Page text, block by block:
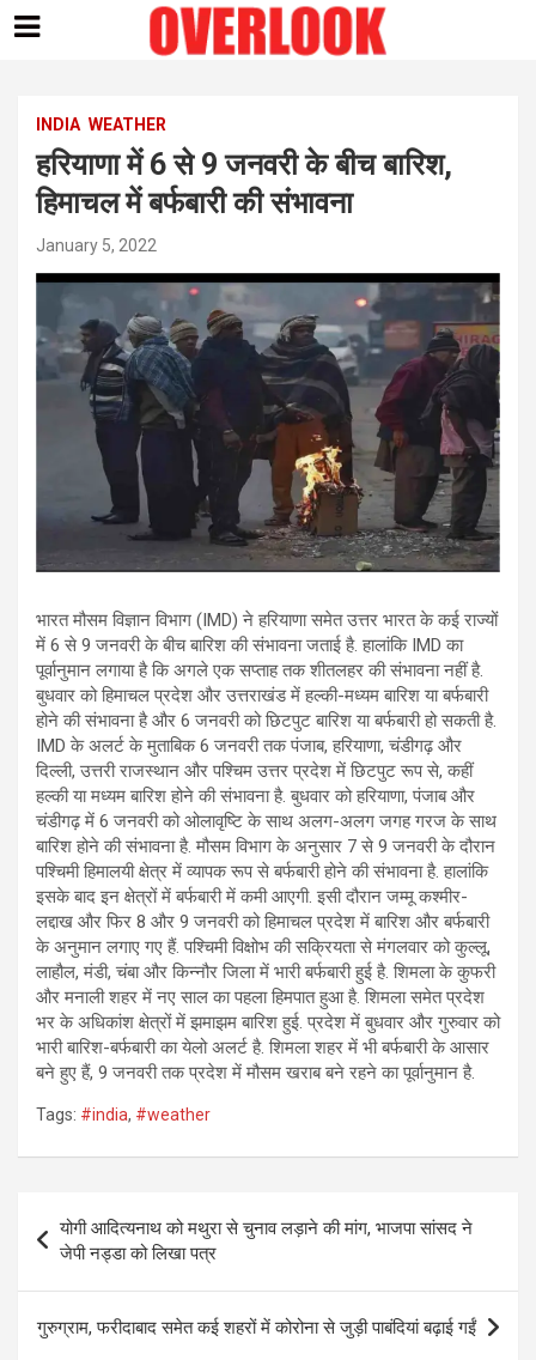
contentINDIA WEATHER
हरियाणा में 6 से 9 जनवरी के बीच बारिश,
हिमाचल में बर्फबारी की संभावना
January 5, 2022
भारत मौसम विज्ञान विभाग (IMD) ने हरियाणा समेत उत्तर भारत के कई राज्यों
में 6 से 9 जनवरी के बीच बारिश की संभावना जताई है. हालांकि IMD का
पूर्वानुमान लगाया है कि अगले एक सप्ताह तक शीतलहर की संभावना नहीं है.
बुधवार को हिमाचल प्रदेश और उत्तराखंड में हल्की-मध्यम बारिश या बर्फबारी
होने की संभावना है और 6 जनवरी को छिटपुट बारिश या बर्फबारी हो सकती है.
IMD के अलर्ट के मुताबिक 6 जनवरी तक पंजाब, हरियाणा, चंडीगढ़ और
दिल्ली, उत्तरी राजस्थान और पश्चिम उत्तर प्रदेश में छिटपुट रूप से, कहीं
हल्की या मध्यम बारिश होने की संभावना है. बुधवार को हरियाणा, पंजाब और
चंडीगढ़ में 6 जनवरी को ओलावृष्टि के साथ अलग-अलग जगह गरज के साथ
बारिश होने की संभावना है. मौसम विभाग के अनुसार 7 से 9 जनवरी के दौरान
पश्चिमी हिमालयी क्षेत्र में व्यापक रूप से बर्फबारी होने की संभावना है. हालांकि
इसके बाद इन क्षेत्रों में बर्फबारी में कमी आएगी. इसी दौरान जम्मू कश्मीर-
लद्दाख और फिर 8 और 9 जनवरी को हिमाचल प्रदेश में बारिश और बर्फबारी
के अनुमान लगाए गए हैं. पश्चिमी विक्षोभ की सक्रियता से मंगलवार को कुल्लू,
लाहौल, मंडी, चंबा और किन्नौर जिला में भारी बर्फबारी हुई है. शिमला के कुफरी
और मनाली शहर में नए साल का पहला हिमपात हुआ है. शिमला समेत प्रदेश
भर के अधिकांश क्षेत्रों में झमाझम बारिश हुई. प्रदेश में बुधवार और गुरुवार को
भारी बारिश-बर्फबारी का येलो अलर्ट है. शिमला शहर में भी बर्फबारी के आसार
बने हुए हैं, 9 जनवरी तक प्रदेश में मौसम खराब बने रहने का पूर्वानुमान है.
Tags: #india, #weather
Post
navigation
योगी आदित्यनाथ को मथुरा से चुनाव लड़ाने की मांग, भाजपा सांसद ने
जेपी नड्डा को लिखा पत्र
गुरुग्राम, फरीदाबाद समेत कई शहरों में कोरोना से जुड़ी पाबंदियां बढ़ाई गईं